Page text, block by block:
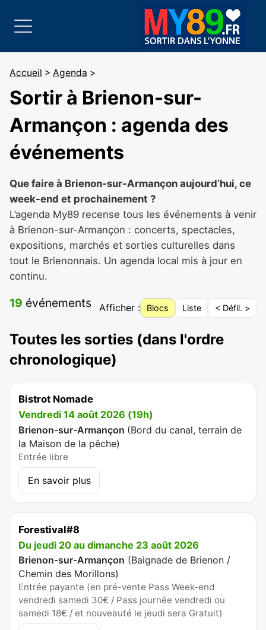
Accueil > Agenda >
Sortir à Brienon-sur-
Armançon : agenda des
événements
Que faire à Brienon-sur-Armançon aujourd’hui, ce
week-end et prochainement ?
L’agenda My89 recense tous les événements à venir
à Brienon-sur-Armançon : concerts, spectacles,
expositions, marchés et sorties culturelles dans
tout le Brienonnais. Un agenda local mis à jour en
continu.
19 événements Afficher : Blocs Liste < Défil. >
Toutes les sorties (dans l'ordre
chronologique)
Bistrot Nomade
Vendredi 14 août 2026 (19h)
Brienon-sur-Armançon (Bord du canal, terrain de
la Maison de la pêche)
Entrée libre
En savoir plus
Forestival#8
Du jeudi 20 au dimanche 23 août 2026
Brienon-sur-Armançon (Baignade de Brienon /
Chemin des Morillons)
Entrée payante (en pré-vente Pass Week-end
vendredi samedi 30€ / Pass journée vendredi ou
samedi 18€ / et nouveauté le jeudi sera Gratuit)